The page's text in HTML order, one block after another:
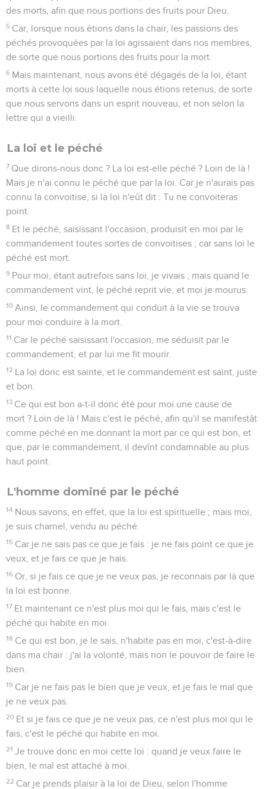
des morts, afin que nous portions des fruits pour Dieu.
5 Car, lorsque nous étions dans la chair, les passions des
péchés provoquées par la loi agissaient dans nos membres,
de sorte que nous portions des fruits pour la mort.
6 Mais maintenant, nous avons été dégagés de la loi, étant
morts à cette loi sous laquelle nous étions retenus, de sorte
que nous servons dans un esprit nouveau, et non selon la
lettre qui a vieilli.
La loi et le péché
7 Que dirons-nous donc ? La loi est-elle péché ? Loin de là !
Mais je n'ai connu le péché que par la loi. Car je n'aurais pas
connu la convoitise, si la loi n'eût dit : Tu ne convoiteras
point.
8 Et le péché, saisissant l'occasion, produisit en moi par le
commandement toutes sortes de convoitises ; car sans loi le
péché est mort.
9 Pour moi, étant autrefois sans loi, je vivais ; mais quand le
commandement vint, le péché reprit vie, et moi je mourus.
10 Ainsi, le commandement qui conduit à la vie se trouva
pour moi conduire à la mort.
11 Car le péché saisissant l'occasion, me séduisit par le
commandement, et par lui me fit mourir.
12 La loi donc est sainte, et le commandement est saint, juste
et bon.
13 Ce qui est bon a-t-il donc été pour moi une cause de
mort ? Loin de là ! Mais c'est le péché, afin qu'il se manifestât
comme péché en me donnant la mort par ce qui est bon, et
que, par le commandement, il devînt condamnable au plus
haut point.
L'homme dominé par le péché
14 Nous savons, en effet, que la loi est spirituelle ; mais moi,
je suis charnel, vendu au péché.
15 Car je ne sais pas ce que je fais : je ne fais point ce que je
veux, et je fais ce que je hais.
16 Or, si je fais ce que je ne veux pas, je reconnais par là que
la loi est bonne.
17 Et maintenant ce n'est plus moi qui le fais, mais c'est le
péché qui habite en moi.
18 Ce qui est bon, je le sais, n'habite pas en moi, c'est-à-dire
dans ma chair : j'ai la volonté, mais non le pouvoir de faire le
bien.
19 Car je ne fais pas le bien que je veux, et je fais le mal que
je ne veux pas.
20 Et si je fais ce que je ne veux pas, ce n'est plus moi qui le
fais, c'est le péché qui habite en moi.
21 Je trouve donc en moi cette loi : quand je veux faire le
bien, le mal est attaché à moi.
22 Car je prends plaisir à la loi de Dieu, selon l'homme